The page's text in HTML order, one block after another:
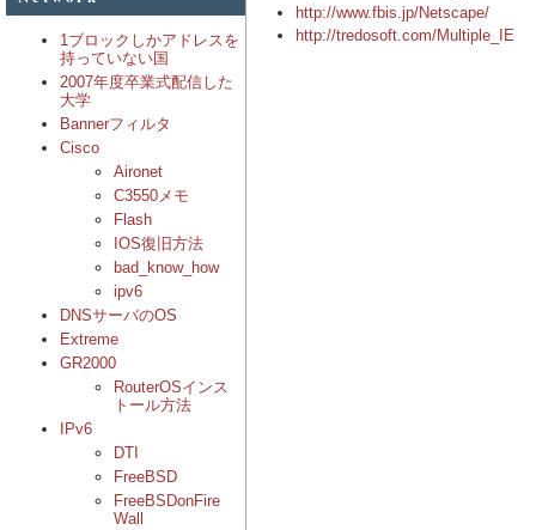
1ブロックしかアドレスを
持っていない国
2007年度卒業式配信した
大学
Bannerフィルタ
Cisco
Aironet
C3550メモ
Flash
IOS復旧方法
bad_know_how
ipv6
DNSサーバのOS
Extreme
GR2000
RouterOSインス
トール方法
IPv6
DTI
FreeBSD
FreeBSDonFire
Wall
http://www.fbis.jp/Netscape/
http://tredosoft.com/Multiple_IE